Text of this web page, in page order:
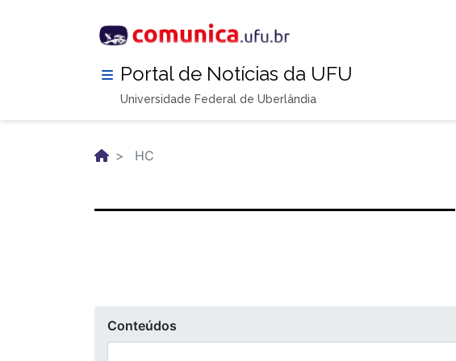
Portal de Notícias da UFU
Universidade Federal de Uberlândia
HC
Conteúdos